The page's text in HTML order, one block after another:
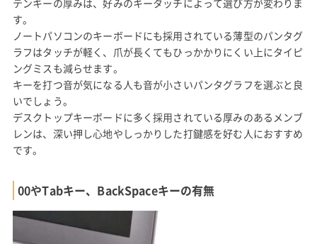
す。
ノートパソコンのキーボードにも採用されている薄型のパンタグ
ラフはタッチが軽く、爪が長くてもひっかかりにくい上にタイピ
ングミスも減らせます。
キーを打つ音が気になる人も音が小さいパンタグラフを選ぶと良
いでしょう。
デスクトップキーボードに多く採用されている厚みのあるメンブ
レンは、深い押し心地やしっかりした打鍵感を好む人におすすめ
です。
00やTabキー、BackSpaceキーの有無